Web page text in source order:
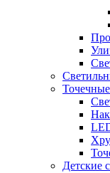
Детские